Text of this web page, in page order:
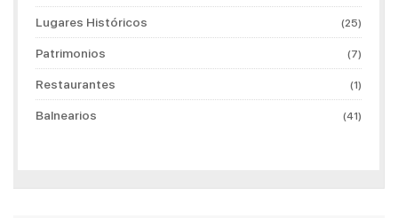
Lugares Históricos (25)
Patrimonios (7)
Restaurantes (1)
Balnearios (41)